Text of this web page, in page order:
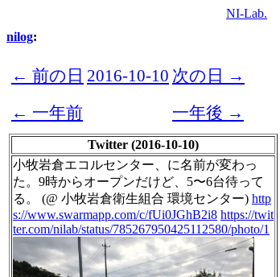
NI-Lab.
nilog:
← 前の日 2016-10-10 次の日 →
← 一年前
一年後 →
Twitter (2016-10-10)
小牧岩倉エコルセンター、に名前が変わっ
た。9時からオープンだけど、5〜6台待って
る。 (@ 小牧岩倉衛生組合 環境センター) http
s://www.swarmapp.com/c/fUi0JGhB2i8 https://twit
ter.com/nilab/status/785267950425112580/photo/1